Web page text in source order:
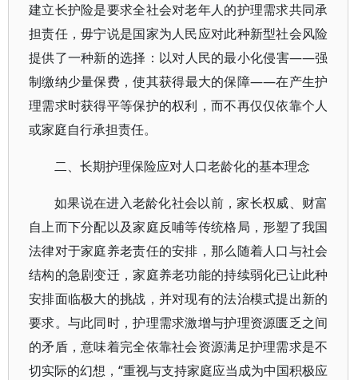
建立长护险是要求全社会对老年人的护理需求共同承
担责任，毋宁说是国家为人民应对此种新型社会风险
提供了一种新的选择：以对人民的最小化侵害——强
制缴纳少量保费，使其获得最大的保障——在产生护
理需求时获得平等保护的权利，而不再仅仅依靠个人
或家庭自行承担责任。
二、长期护理保险应对人口老龄化的基本理念
如果说在进入老龄化社会以前，家长权威、财富
自上而下分配以及家庭反哺等传统格局，形塑了我国
法律对于家庭养老责任的安排，那么随着人口与社会
结构的急剧变迁，家庭养老功能的持续弱化已让此种
安排面临极大的挑战，并对现有的法治模式提出新的
要求。与此同时，护理需求激增与护理资源匮乏之间
的矛盾，意味着完全依靠社会资源满足护理需求是不
切实际的幻想，“重视与支持家庭应当成为中国积极应